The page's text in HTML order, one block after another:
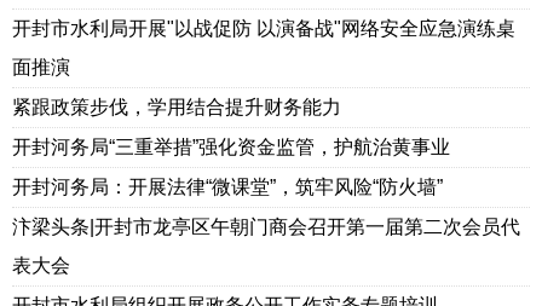
开封市水利局开展"以战促防 以演备战"网络安全应急演练桌
面推演
紧跟政策步伐，学用结合提升财务能力
开封河务局“三重举措”强化资金监管，护航治黄事业
开封河务局：开展法律“微课堂”，筑牢风险“防火墙”
汴梁头条|开封市龙亭区午朝门商会召开第一届第二次会员代
表大会